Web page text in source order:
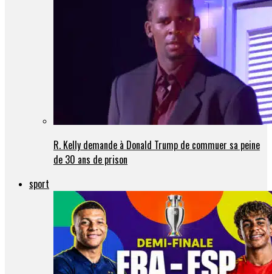
R. Kelly demande à Donald Trump de commuer sa peine
de 30 ans de prison
sport